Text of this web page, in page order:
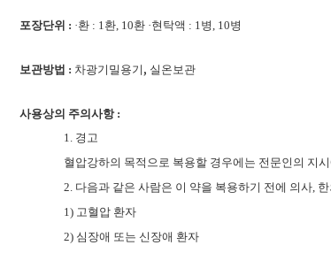
포장단위 : ·환 : 1환, 10환 ·현탁액 : 1병, 10병
보관방법 : 차광기밀용기 , 실온보관
사용상의 주의사항 :
1. 경고
혈압강하의 목적으로 복용할 경우에는 전문인의 지
2. 다음과 같은 사람은 이 약을 복용하기 전에 의사
1) 고혈압 환자
2) 심장애 또는 신장애 환자